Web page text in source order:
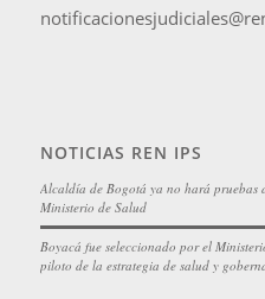
NOTICIAS REN IPS
Alcaldía de Bogotá ya no hará pruebas
Ministerio de Salud
Boyacá fue seleccionado por el
piloto de la estrategia de salud y